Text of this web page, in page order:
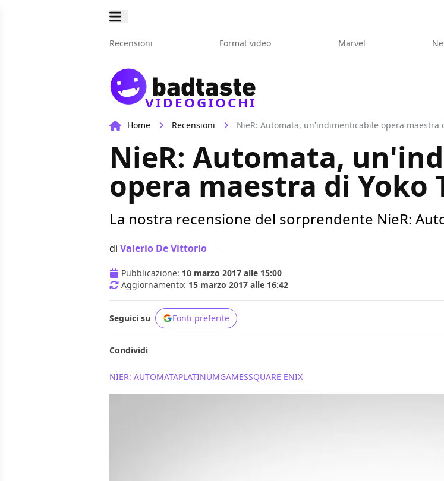
Recensioni Format video Marvel
VIDEOGIOCHI
Home Recensioni NieR: Automata, un'indimenticabile opera maestra
NieR: Automata,
opera maestra di Yoko
La nostra recensione del sorprendente NieR:
di Valerio De Vittorio
Pubblicazione: 10 marzo 2017 alle 15:00
Aggiornamento: 15 marzo 2017 alle 16:42
Seguici su Fonti preferite
Condividi
NIER: AUTOMATAPLATINUMGAMESSQUARE ENIX